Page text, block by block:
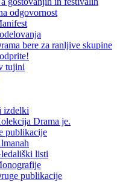
odgovornost
bere za ranljive skupine
tujini
izdelki
Drama je.
publikacije
listi
publikacije